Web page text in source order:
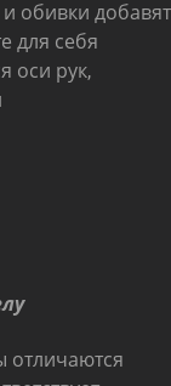
обивки добавят
для себя
оси рук,
отличаются